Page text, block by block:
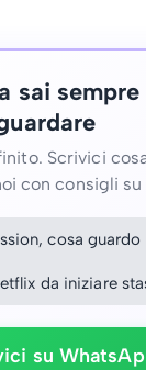
sai sempre
Scrivici
con consigli su
cosa guardo
da iniziare
su